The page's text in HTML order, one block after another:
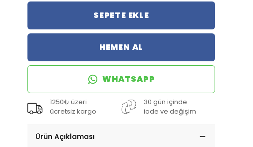
SEPETE EKLE
HEMEN AL
WHATSAPP
1250₺ üzeri
ücretsiz kargo
30 gün içinde
iade ve değişim
Ürün Açıklaması